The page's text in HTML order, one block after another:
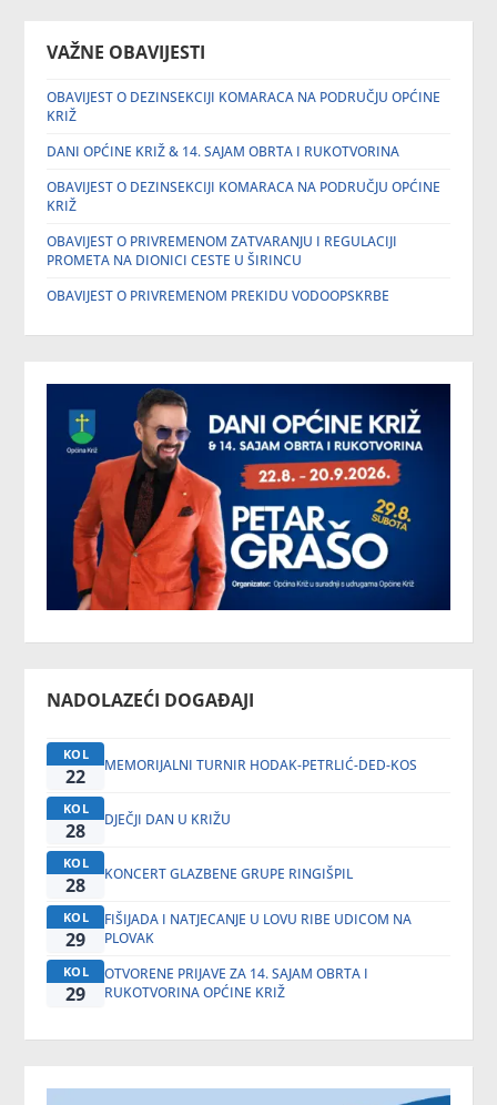
VAŽNE OBAVIJESTI
OBAVIJEST O DEZINSEKCIJI KOMARACA NA PODRUČJU OPĆINE
KRIŽ
DANI OPĆINE KRIŽ & 14. SAJAM OBRTA I RUKOTVORINA
OBAVIJEST O DEZINSEKCIJI KOMARACA NA PODRUČJU OPĆINE
KRIŽ
OBAVIJEST O PRIVREMENOM ZATVARANJU I REGULACIJI
PROMETA NA DIONICI CESTE U ŠIRINCU
OBAVIJEST O PRIVREMENOM PREKIDU VODOOPSKRBE
NADOLAZEĆI DOGAĐAJI
KOL
22 MEMORIJALNI TURNIR HODAK-PETRLIĆ-DED-KOS
KOL
28 DJEČJI DAN U KRIŽU
KOL
28 KONCERT GLAZBENE GRUPE RINGIŠPIL
KOL
29
FIŠIJADA I NATJECANJE U LOVU RIBE UDICOM NA
PLOVAK
KOL
29
OTVORENE PRIJAVE ZA 14. SAJAM OBRTA I
RUKOTVORINA OPĆINE KRIŽ